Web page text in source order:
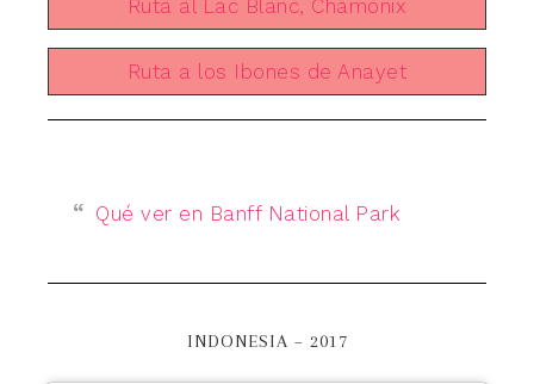
Ruta al Lac Blanc, Chamonix
Ruta a los Ibones de Anayet
Qué ver en Banff National Park
INDONESIA – 2017